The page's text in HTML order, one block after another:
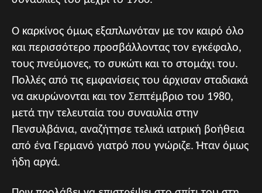
Ο καρκίνος όμως εξαπλωνόταν με τον καιρό όλο
και περισσότερο προσβάλλοντας τον εγκέφαλο,
τους πνεύμονες, το συκώτι και το στομάχι του.
Πολλές από τις εμφανίσεις του άρχισαν σταδιακά
να ακυρώνονται και τον Σεπτέμβριο του 1980,
μετά την τελευταία του συναυλία στην
Πενσυλβάνια, αναζήτησε τελικά ιατρική βοήθεια
από ένα Γερμανό γιατρό που γνώριζε. Ήταν όμως
ήδη αργά.